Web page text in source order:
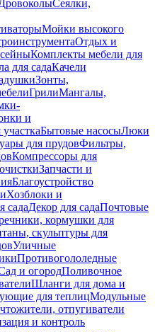
Сеялки,
Мойки высокого
Отдых и
Комплекты мебели для
для садаКачели
Зонты,
ГрилиМангалы,
и
Бытовые насосыЛюки
для прудовФильтры,
Компрессоры для
Запчасти и
Благоустройство
Хозблоки и
садаДекор для садаПочтовые
кормушки для
скульптуры для
Уличные
Противогололедные
и огородПоливочное
Шланги для дома и
для теплицМодульные
отпугиватели
и контроль